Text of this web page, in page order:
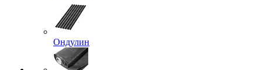
Ондулин